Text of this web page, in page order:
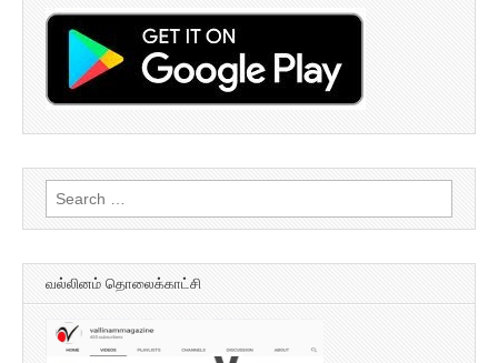
Search
for:
வல்லினம் தொலைக்காட்சி